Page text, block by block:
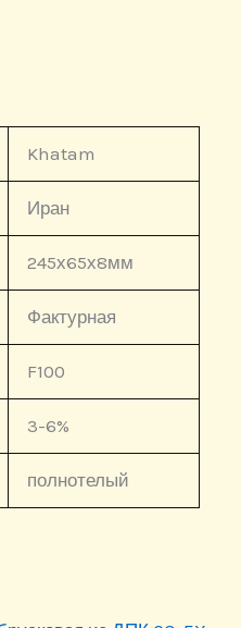
Khatam
Иран
245х65х8мм
Фактурная
F100
3-6%
полнотелый